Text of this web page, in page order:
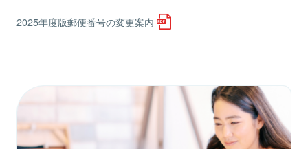
2025年度版郵便番号の変更案内